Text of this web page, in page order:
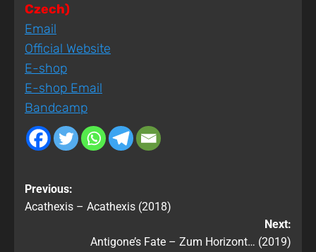
Czech)
Email
Official Website
E-shop
E-shop Email
Bandcamp
Previous:
Acathexis – Acathexis (2018)
Next:
Antigone’s Fate – Zum Horizont… (2019)